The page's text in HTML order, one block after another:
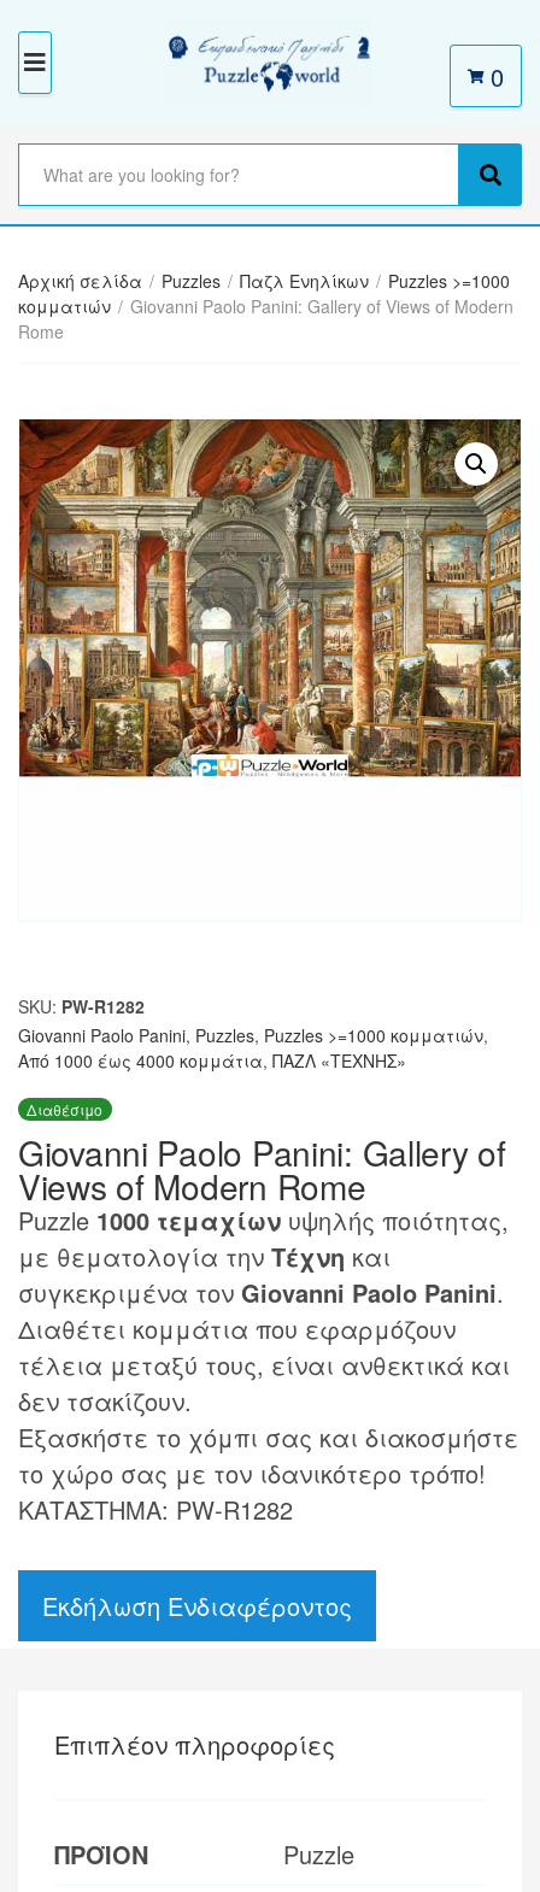
M
N
U
a
t
g
o
r
a
m
e
S
a
r
h
t
e
S
e
a
c
h
0
Αρχική σελίδα / Puzzles / Παζλ Ενηλίκων / Puzzles >=1000
κομματιών / Giovanni Paolo Panini: Gallery of Views of Modern
Rome
SKU: PW-R1282
Giovanni Paolo Panini, Puzzles, Puzzles >=1000 κομματιών,
Από 1000 έως 4000 κομμάτια, ΠΑΖΛ «ΤΕΧΝΗΣ»
Διαθέσιμο
Giovanni Paolo Panini: Gallery of
Views of Modern Rome
Puzzle 1000 τεμαχίων υψηλής ποιότητας,
με θεματολογία την Τέχνη και
συγκεκριμένα τον Giovanni Paolo Panini.
Διαθέτει κομμάτια που εφαρμόζουν
τέλεια μεταξύ τους, είναι ανθεκτικά και
δεν τσακίζουν.
Εξασκήστε το χόμπι σας και διακοσμήστε
το χώρο σας με τον ιδανικότερο τρόπο!
ΚΑΤΑΣΤΗΜΑ: PW-R1282
Εκδήλωση Ενδιαφέροντος
Επιπλέον πληροφορίες
ΠΡΟΪΟΝ
Puzzle